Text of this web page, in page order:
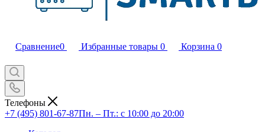
Сравнение0 Избранные товары 0 Корзина 0
Телефоны
+7 (495) 801-67-87Пн. – Пт.: с 10:00 до 20:00